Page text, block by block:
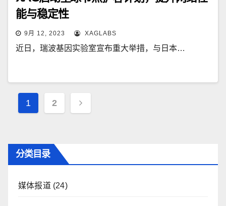
能与稳定性
9月 12, 2023 XAGLABS
近日，瑞波基因实验室宣布重大举措，与日本…
文
章
航
1 2
分类目录
媒体报道(24)